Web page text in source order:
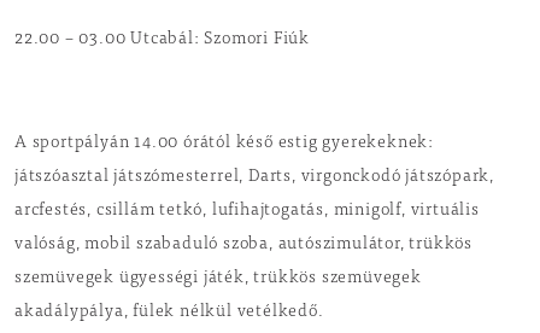
22.00 – 03.00 Utcabál: Szomori Fiúk
A sportpályán 14.00 órától késő estig gyerekeknek:
játszóasztal játszómesterrel, Darts, virgonckodó játszópark,
arcfestés, csillám tetkó, lufihajtogatás, minigolf, virtuális
valóság, mobil szabaduló szoba, autószimulátor, trükkös
szemüvegek ügyességi játék, trükkös szemüvegek
akadálypálya, fülek nélkül vetélkedő.